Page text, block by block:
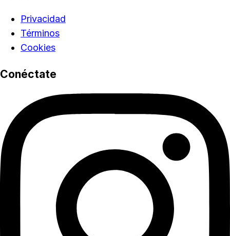
Privacidad
Términos
Cookies
Conéctate